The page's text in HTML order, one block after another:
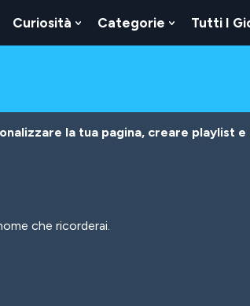
Show
Curiosità
Show
Submenu
Categorie
Show
Submenu
Tutti I
la tua pagina, creare playlist
che ricorderai.